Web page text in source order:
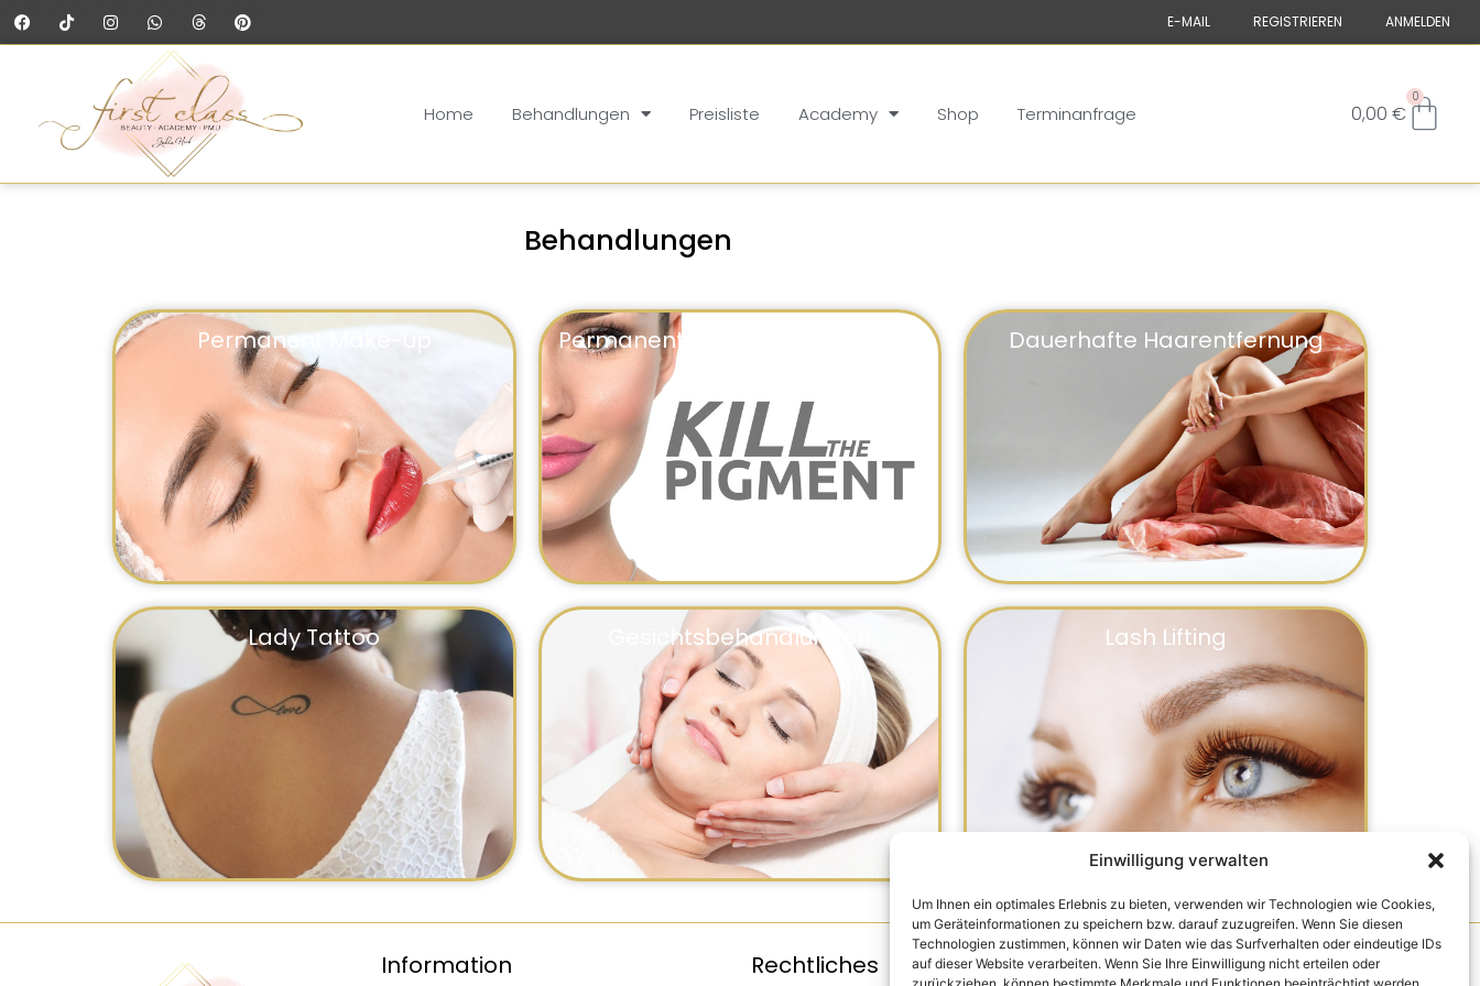
Einwilligung verwalten
Um Ihnen ein optimales Erlebnis zu bieten, verwenden wir Technologien wie Cookies,
um Geräteinformationen zu speichern bzw. darauf zuzugreifen. Wenn Sie diesen
Technologien zustimmen, können wir Daten wie das Surfverhalten oder eindeutige IDs
auf dieser Website verarbeiten. Wenn Sie Ihre Einwilligung nicht erteilen oder
E-MAIL REGISTRIEREN ANMELDEN
Home Behandlungen Preisliste Academy Shop Terminanfrage 0,00€
0
Behandlungen
Permanent Make-up Permanent Make-up Entfernung​​ Dauerhafte Haarentfernung
Lady Tattoo Gesichtsbehandlungen Lash Lifting
Information Rechtliches